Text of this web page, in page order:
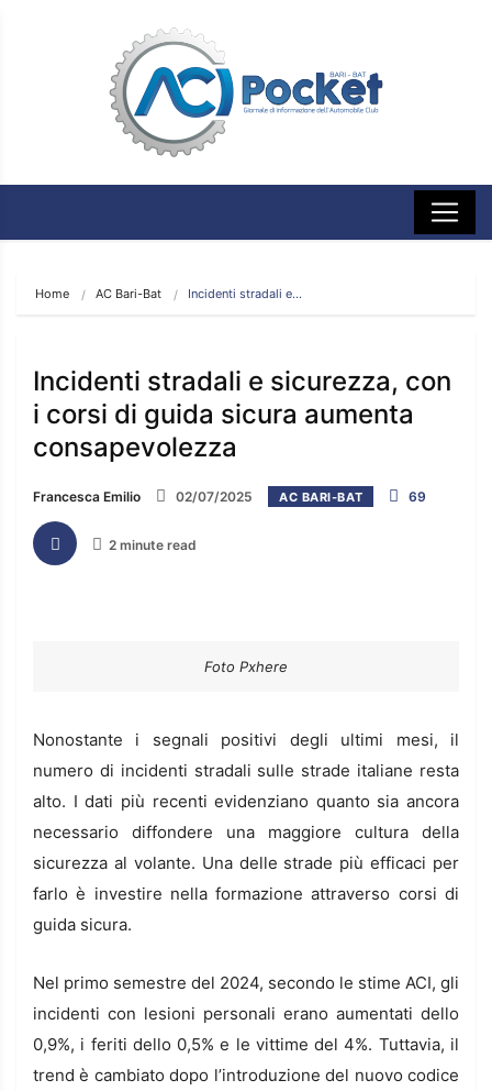
Home AC Bari-Bat Incidenti stradali e…
Incidenti stradali e sicurezza, con
i corsi di guida sicura aumenta
consapevolezza
Francesca Emilio 02/07/2025 AC BARI-BAT 69
2 minute read
Foto Pxhere
Nonostante i segnali positivi degli ultimi mesi, il
numero di incidenti stradali sulle strade italiane resta
alto. I dati più recenti evidenziano quanto sia ancora
necessario diffondere una maggiore cultura della
sicurezza al volante. Una delle strade più efficaci per
farlo è investire nella formazione attraverso corsi di
guida sicura.
Nel primo semestre del 2024, secondo le stime ACI, gli
incidenti con lesioni personali erano aumentati dello
0,9%, i feriti dello 0,5% e le vittime del 4%. Tuttavia, il
trend è cambiato dopo l’introduzione del nuovo codice